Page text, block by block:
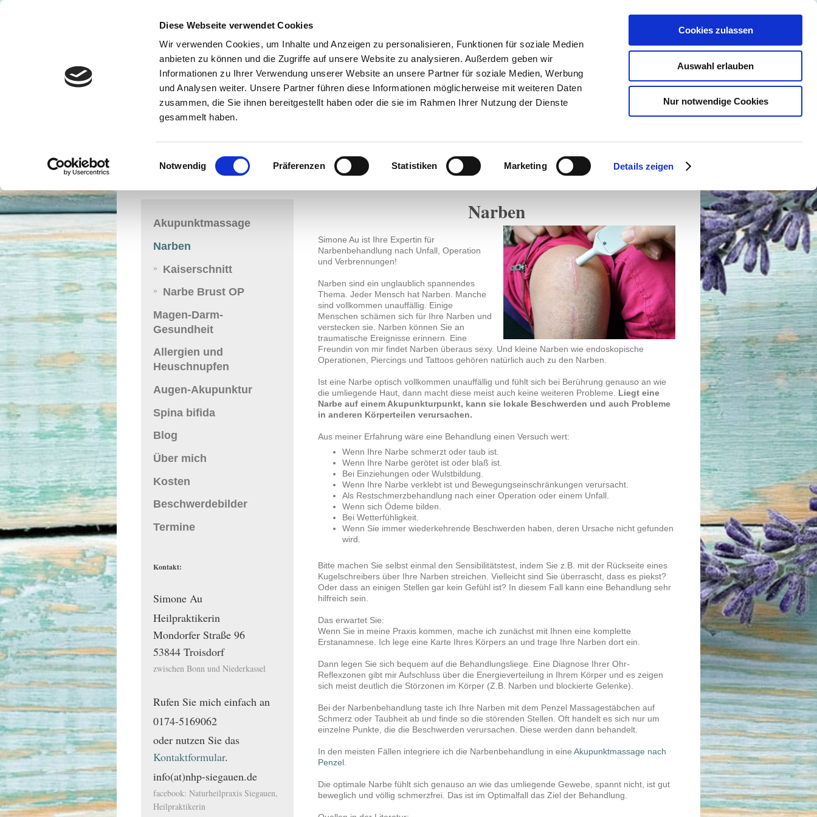
Diese Webseite verwendet Cookies
Wir verwenden Cookies, um Inhalte und Anzeigen zu personalisieren, Funktionen für soziale Medien
anbieten zu können und die Zugriffe auf unsere Website zu analysieren. Außerdem geben wir
Informationen zu Ihrer Verwendung unserer Website an unsere Partner für soziale Medien, Werbung
und Analysen weiter. Unsere Partner führen diese Informationen möglicherweise mit weiteren Daten
zusammen, die Sie ihnen bereitgestellt haben oder die sie im Rahmen Ihrer Nutzung der Dienste
gesammelt haben.
Einwilligungsauswahl
Notwendig Präferenzen Statistiken Marketing Details zeigen
Cookies zulassen
Auswahl erlauben
Nur notwendige Cookies
Startseite Kontakt Anfahrt Datenschutz Impressum
Narben
Simone Au ist Ihre Expertin für
Narbenbehandlung nach Unfall, Operation
und Verbrennungen!
Narben sind ein unglaublich spannendes
Thema. Jeder Mensch hat Narben. Manche
sind vollkommen unauffällig. Einige
Menschen schämen sich für Ihre Narben und
verstecken sie. Narben können Sie an
traumatische Ereignisse erinnern. Eine
Freundin von mir findet Narben überaus sexy. Und kleine Narben wie endoskopische
Operationen, Piercings und Tattoos gehören natürlich auch zu den Narben.
Ist eine Narbe optisch vollkommen unauffällig und fühlt sich bei Berührung genauso an wie
die umliegende Haut, dann macht diese meist auch keine weiteren Probleme. Liegt eine
Narbe auf einem Akupunkturpunkt, kann sie lokale Beschwerden und auch Probleme
in anderen Körperteilen verursachen.
Aus meiner Erfahrung wäre eine Behandlung einen Versuch wert:
Wenn Ihre Narbe schmerzt oder taub ist.
Wenn Ihre Narbe gerötet ist oder blaß ist.
Bei Einziehungen oder Wulstbildung.
Wenn Ihre Narbe verklebt ist und Bewegungseinschränkungen verursacht.
Als Restschmerzbehandlung nach einer Operation oder einem Unfall.
Wenn sich Ödeme bilden.
Bei Wetterfühligkeit.
Wenn Sie immer wiederkehrende Beschwerden haben, deren Ursache nicht gefunden
wird.
Bitte machen Sie selbst einmal den Sensibilitätstest, indem Sie z.B. mit der Rückseite eines
Kugelschreibers über Ihre Narben streichen. Vielleicht sind Sie überrascht, dass es piekst?
Oder dass an einigen Stellen gar kein Gefühl ist? In diesem Fall kann eine Behandlung sehr
hilfreich sein.
Das erwartet Sie:
Wenn Sie in meine Praxis kommen, mache ich zunächst mit Ihnen eine komplette
Erstanamnese. Ich lege eine Karte Ihres Körpers an und trage Ihre Narben dort ein.
Dann legen Sie sich bequem auf die Behandlungsliege. Eine Diagnose Ihrer Ohr-
Reflexzonen gibt mir Aufschluss über die Energieverteilung in Ihrem Körper und es zeigen
sich meist deutlich die Störzonen im Körper (Z.B. Narben und blockierte Gelenke).
Bei der Narbenbehandlung taste ich Ihre Narben mit dem Penzel Massagestäbchen auf
Schmerz oder Taubheit ab und finde so die störenden Stellen. Oft handelt es sich nur um
einzelne Punkte, die die Beschwerden verursachen. Diese werden dann behandelt.
In den meisten Fällen integriere ich die Narbenbehandlung in eine Akupunktmassage nach
Penzel.
Die optimale Narbe fühlt sich genauso an wie das umliegende Gewebe, spannt nicht, ist gut
beweglich und völlig schmerzfrei. Das ist im Optimalfall das Ziel der Behandlung.
Akupunktmassage
Narben
Kaiserschnitt
Narbe Brust OP
Magen-Darm-
Gesundheit
Allergien und
Heuschnupfen
Augen-Akupunktur
Spina bifida
Blog
Über mich
Kosten
Beschwerdebilder
Termine
Kontakt:
Simone Au
Heilpraktikerin
Mondorfer Straße 96
53844 Troisdorf
zwischen Bonn und Niederkassel
Rufen Sie mich einfach an
0174-5169062
oder nutzen Sie das
Kontaktformular.
info(at)nhp-siegauen.de
facebook: Naturheilpraxis Siegauen,
Heilpraktikerin